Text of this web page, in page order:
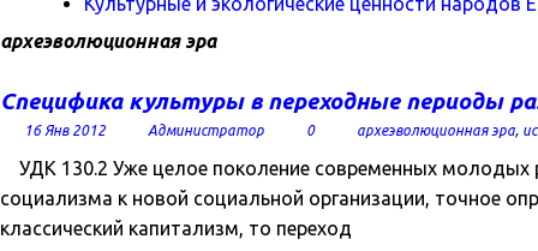
археэволюционная эра
Специфика культуры в переходные периоды
16 Янв 2012 Администратор 0 археэволюционная эра,
УДК 130.2 Уже целое поколение современных молодых
социализма к новой социальной организации, точное
классический капитализм, то переход